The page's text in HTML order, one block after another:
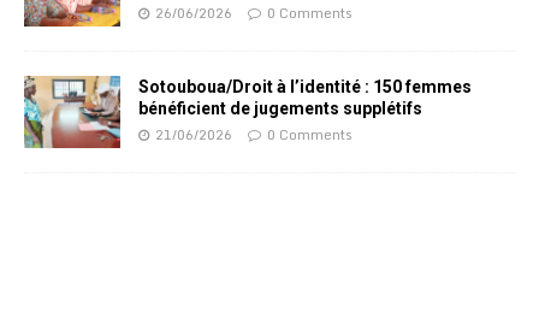
26/06/2026 0 Comments
Sotouboua/Droit à l’identité : 150 femmes
bénéficient de jugements supplétifs
21/06/2026 0 Comments